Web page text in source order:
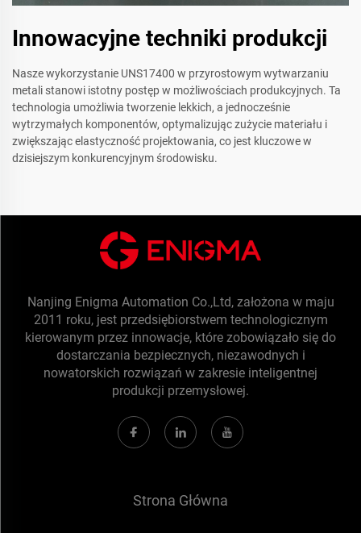
Innowacyjne techniki produkcji
Nasze wykorzystanie UNS17400 w przyrostowym wytwarzaniu
metali stanowi istotny postęp w możliwościach produkcyjnych. Ta
technologia umożliwia tworzenie lekkich, a jednocześnie
wytrzymałych komponentów, optymalizując zużycie materiału i
zwiększając elastyczność projektowania, co jest kluczowe w
dzisiejszym konkurencyjnym środowisku.
Nanjing Enigma Automation Co.,Ltd, założona w maju
2011 roku, jest przedsiębiorstwem technologicznym
kierowanym przez innowacje, które zobowiązało się do
dostarczania bezpiecznych, niezawodnych i
nowatorskich rozwiązań w zakresie inteligentnej
produkcji przemysłowej.
Strona Główna